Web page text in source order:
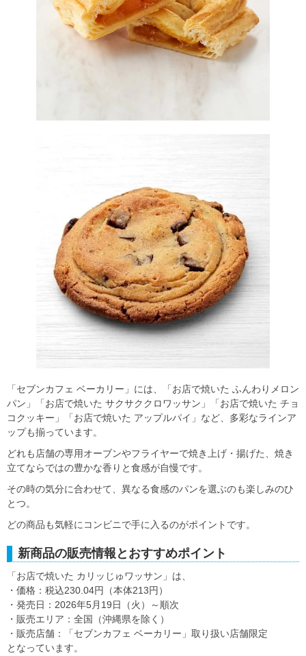
「セブンカフェ ベーカリー」には、「お店で焼いた ふんわりメロン
パン」「お店で焼いた サクサククロワッサン」「お店で焼いた チョ
コクッキー」「お店で焼いた アップルパイ」など、多彩なラインア
ップも揃っています。
どれも店舗の専用オーブンやフライヤーで焼き上げ・揚げた、焼き
立てならではの豊かな香りと食感が自慢です。
その時の気分に合わせて、異なる食感のパンを選ぶのも楽しみのひ
とつ。
どの商品も気軽にコンビニで手に入るのがポイントです。
新商品の販売情報とおすすめポイント
「お店で焼いた カリッじゅワッサン」は、
・価格：税込230.04円（本体213円）
・発売日：2026年5月19日（火）～順次
・販売エリア：全国（沖縄県を除く）
・販売店舗：「セブンカフェ ベーカリー」取り扱い店舗限定
となっています。